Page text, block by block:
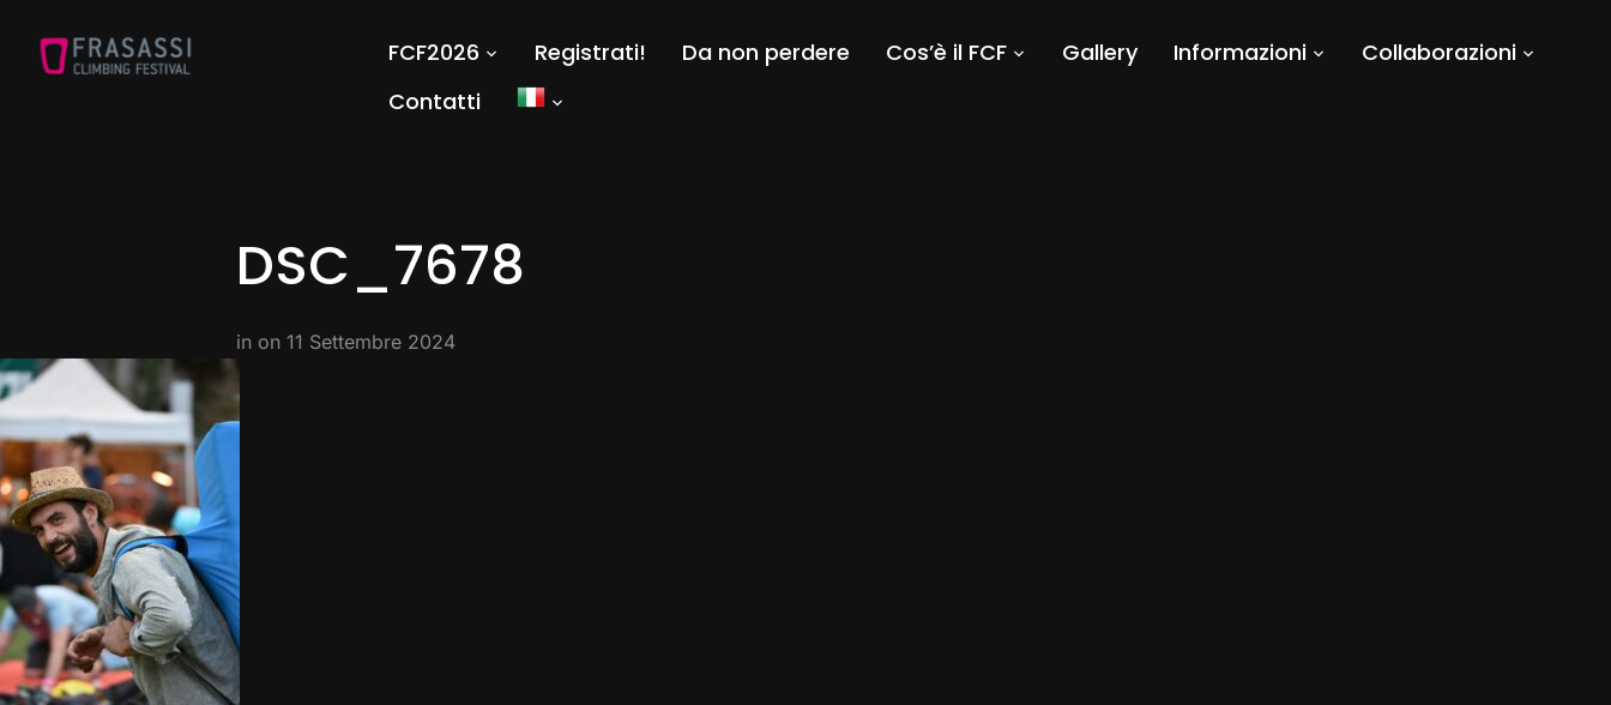
FCF2026 Registrati! Da non perdere Cos’è il FCF Gallery Informazioni
Collaborazioni
Contatti
DSC_7678
in on 11 Settembre 2024